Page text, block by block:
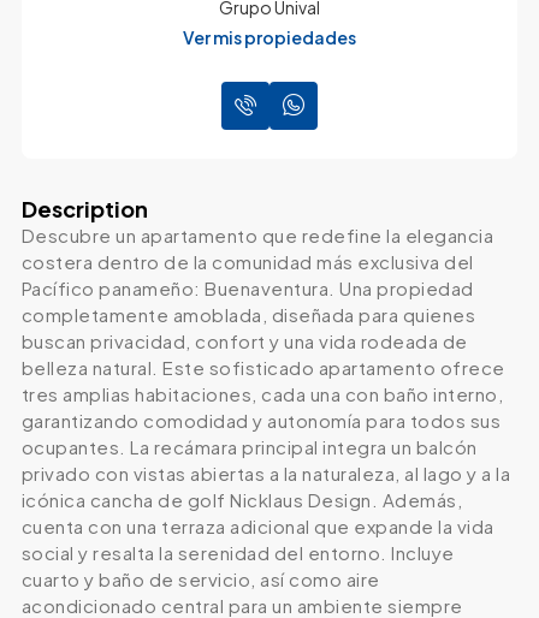
Grupo Unival
Ver mis propiedades
Description
Descubre un apartamento que redefine la elegancia
costera dentro de la comunidad más exclusiva del
Pacífico panameño: Buenaventura. Una propiedad
completamente amoblada, diseñada para quienes
buscan privacidad, confort y una vida rodeada de
belleza natural. Este sofisticado apartamento ofrece
tres amplias habitaciones, cada una con baño interno,
garantizando comodidad y autonomía para todos sus
ocupantes. La recámara principal integra un balcón
privado con vistas abiertas a la naturaleza, al lago y a la
icónica cancha de golf Nicklaus Design. Además,
cuenta con una terraza adicional que expande la vida
social y resalta la serenidad del entorno. Incluye
cuarto y baño de servicio, así como aire
acondicionado central para un ambiente siempre